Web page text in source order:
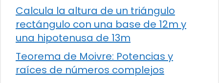
Calcula la altura de un triángulo
rectángulo con una base de 12m y
una hipotenusa de 13m
Teorema de Moivre: Potencias y
raíces de números complejos